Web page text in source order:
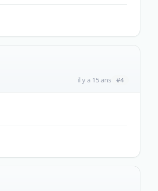
il y a 15 ans #4